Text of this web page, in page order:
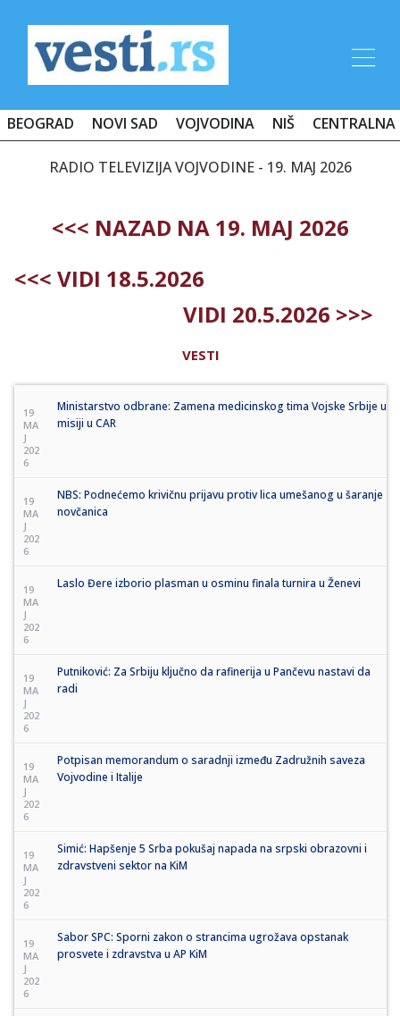
BEOGRAD NOVI SAD VOJVODINA NIŠ CENTRALNA
RADIO TELEVIZIJA VOJVODINE - 19. MAJ 2026
<<< NAZAD NA 19. MAJ 2026
<<< VIDI 18.5.2026
VIDI 20.5.2026 >>>
VESTI
19
MA
J
202
6
Ministarstvo odbrane: Zamena medicinskog tima Vojske Srbije u
misiji u CAR
19
MA
J
202
6
NBS: Podnećemo krivičnu prijavu protiv lica umešanog u šaranje
novčanica
19
MA
J
202
6
Laslo Đere izborio plasman u osminu finala turnira u Ženevi
19
MA
J
202
6
Putniković: Za Srbiju ključno da rafinerija u Pančevu nastavi da
radi
19
MA
J
202
6
Potpisan memorandum o saradnji između Zadružnih saveza
Vojvodine i Italije
19
MA
J
202
6
Simić: Hapšenje 5 Srba pokušaj napada na srpski obrazovni i
zdravstveni sektor na KiM
19
MA
J
202
6
Sabor SPC: Sporni zakon o strancima ugrožava opstanak
prosvete i zdravstva u AP KiM